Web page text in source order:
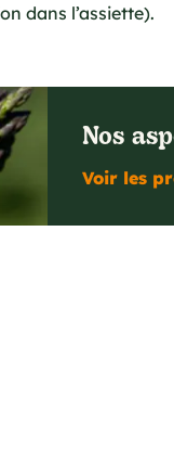
dans l’assiette).
Nos
Voir les